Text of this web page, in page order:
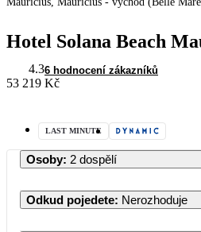
Hotel Solana Beach
4.36 hodnocení zákazníků
53 219 Kč
LAST MINUTE
Osoby: 2 dospělí
Odkud pojedete: Nerozhoduje